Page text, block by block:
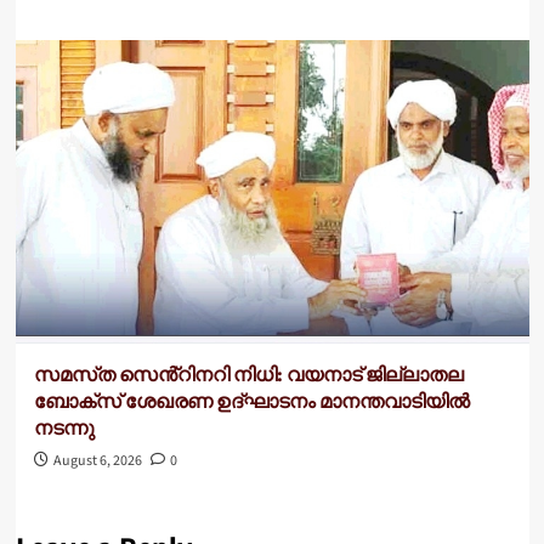
സമസ്‌ത സെൻ്റിനറി നിധി: വയനാട് ജില്ലാതല
ബോക്സ് ശേഖരണ ഉദ്ഘാടനം മാനന്തവാടിയിൽ
നടന്നു
August 6, 2026 0